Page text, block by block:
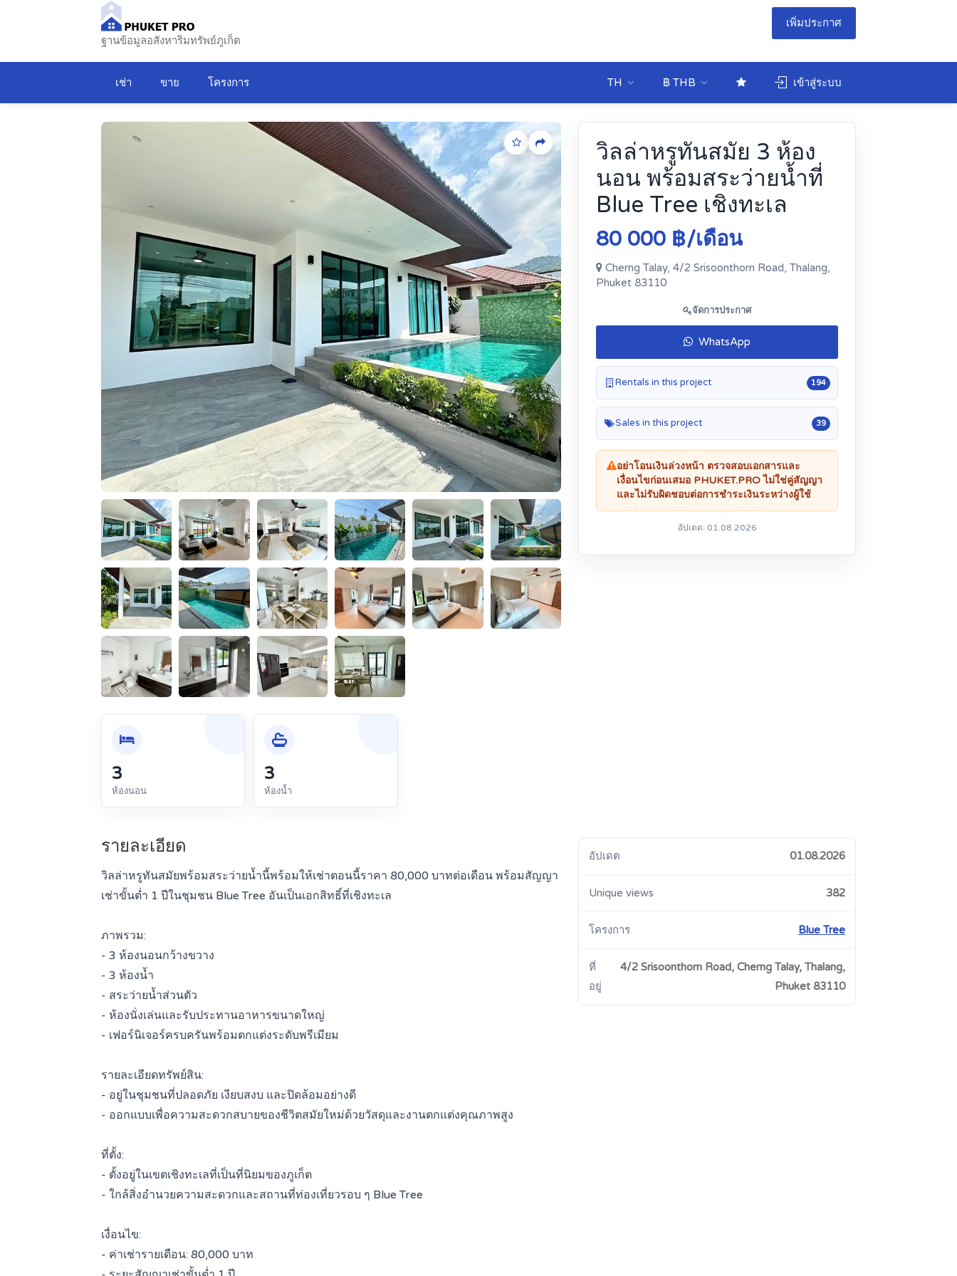
ฐานข้อมูลอสังหาริมทรัพย์ภูเก็ต
เพิ่มประกาศ
เช่า ขาย โครงการ เข้าสู่ระบบ
฿ THB
TH
วิลล่าหรูทันสมัย 3 ห้อง
นอน พร้อมสระว่ายน้ำที่
Blue Tree เชิงทะเล
80 000 ฿/เดือน
Cherng Talay, 4/2 Srisoonthorn Road, Thalang,
Phuket 83110
จัดการประกาศ
WhatsApp
Rentals in this project 194
Sales in this project 39
อย่าโอนเงินล่วงหน้า ตรวจสอบเอกสารและ
เงื่อนไขก่อนเสมอ PHUKET.PRO ไม่ใช่คู่สัญญา
และไม่รับผิดชอบต่อการชำระเงินระหว่างผู้ใช้
อัปเดต: 01.08.2026
3
ห้องนอน
3
ห้องน้ำ
รายละเอียด
วิลล่าหรูทันสมัยพร้อมสระว่ายน้ำนี้พร้อมให้เช่าตอนนี้ราคา 80,000 บาทต่อเดือน พร้อมสัญญา
เช่าขั้นต่ำ 1 ปีในชุมชน Blue Tree อันเป็นเอกสิทธิ์ที่เชิงทะเล
ภาพรวม:
- 3 ห้องนอนกว้างขวาง
- 3 ห้องน้ำ
- สระว่ายน้ำส่วนตัว
- ห้องนั่งเล่นและรับประทานอาหารขนาดใหญ่
- เฟอร์นิเจอร์ครบครันพร้อมตกแต่งระดับพรีเมียม
รายละเอียดทรัพย์สิน:
- อยู่ในชุมชนที่ปลอดภัย เงียบสงบ และปิดล้อมอย่างดี
- ออกแบบเพื่อความสะดวกสบายของชีวิตสมัยใหม่ด้วยวัสดุและงานตกแต่งคุณภาพสูง
ที่ตั้ง:
- ตั้งอยู่ในเขตเชิงทะเลที่เป็นที่นิยมของภูเก็ต
- ใกล้สิ่งอำนวยความสะดวกและสถานที่ท่องเที่ยวรอบ ๆ Blue Tree
เงื่อนไข:
- ค่าเช่ารายเดือน: 80,000 บาท
อัปเดต 01.08.2026
Unique views 382
โครงการ Blue Tree
ที่
อยู่
4/2 Srisoonthorn Road, Cherng Talay, Thalang,
Phuket 83110